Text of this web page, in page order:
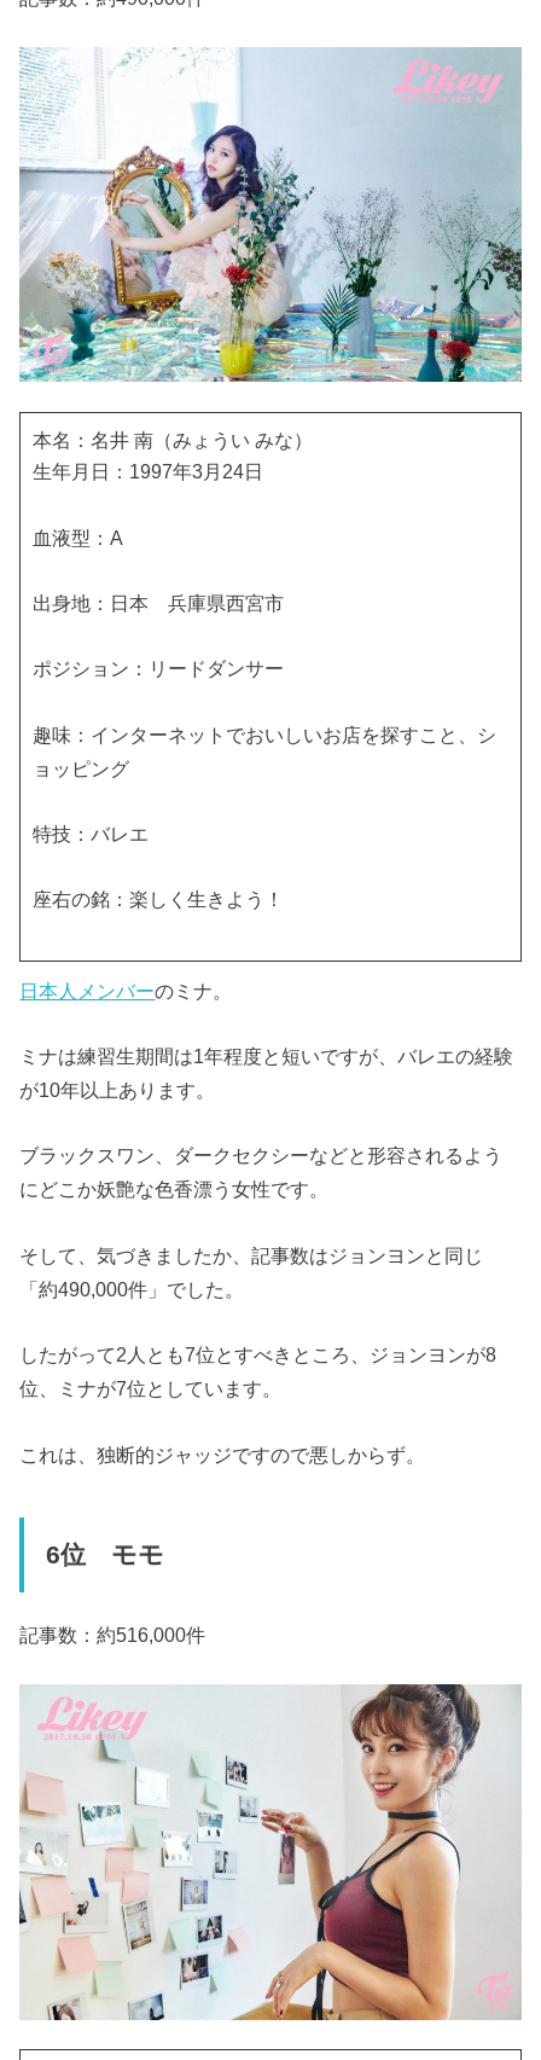
本名：名井 南（みょうい みな）
生年月日：1997年3月24日
血液型：A
出身地：日本 兵庫県西宮市
ポジション：リードダンサー
趣味：インターネットでおいしいお店を探すこと、シ
ョッピング
特技：バレエ
座右の銘：楽しく生きよう！
日本人メンバーのミナ。
ミナは練習生期間は1年程度と短いですが、バレエの経験
が10年以上あります。
ブラックスワン、ダークセクシーなどと形容されるよう
にどこか妖艶な色香漂う女性です。
そして、気づきましたか、記事数はジョンヨンと同じ
「約490,000件」でした。
したがって2人とも7位とすべきところ、ジョンヨンが8
位、ミナが7位としています。
これは、独断的ジャッジですので悪しからず。
6位 モモ
記事数：約516,000件